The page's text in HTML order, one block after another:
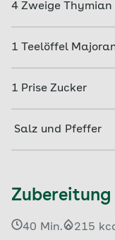
4 Zweige Thymian
1 Teelöffel
1 Prise Zucker
Salz und Pfeffer
Zubereitung
40 Min. 215